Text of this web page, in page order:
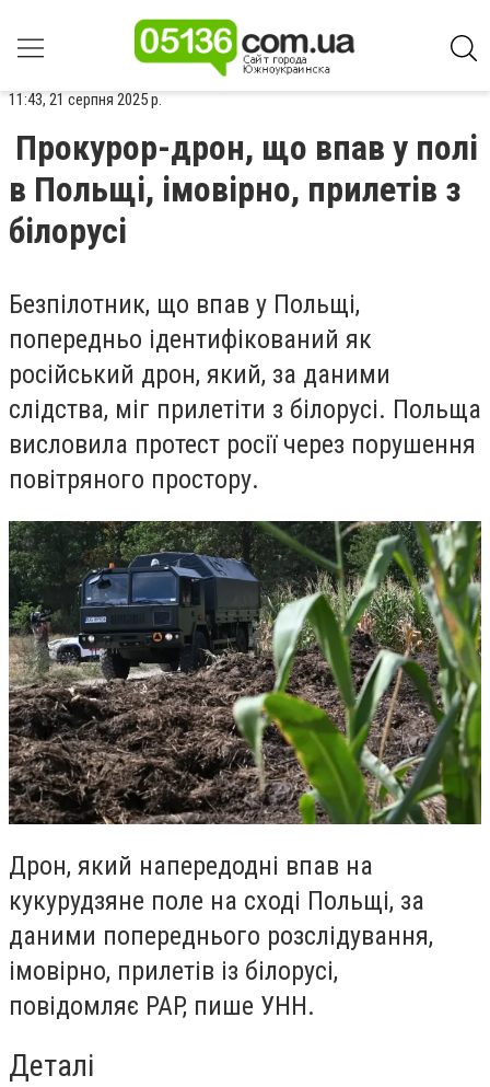
11:43, 21 серпня 2025 р.
Прокурор-дрон, що впав у полі
в Польщі, імовірно, прилетів з
білорусі
Безпілотник, що впав у Польщі,
попередньо ідентифікований як
російський дрон, який, за даними
слідства, міг прилетіти з білорусі. Польща
висловила протест росії через порушення
повітряного простору.
Дрон, який напередодні впав на
кукурудзяне поле на сході Польщі, за
даними попереднього розслідування,
імовірно, прилетів із білорусі,
повідомляє PAP, пише УНН.
Деталі